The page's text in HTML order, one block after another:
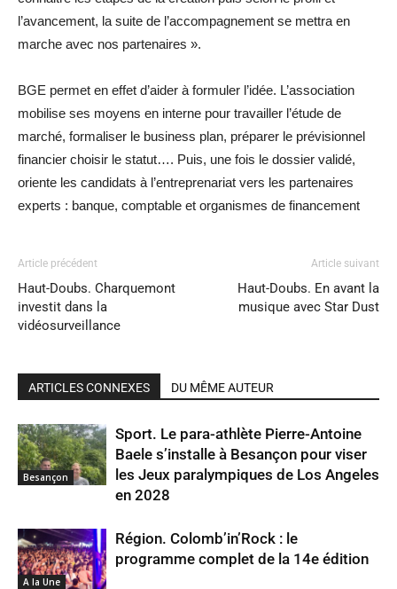
l’avancement, la suite de l’accompagnement se mettra en
marche avec nos partenaires ».
BGE permet en effet d’aider à formuler l’idée. L’association
mobilise ses moyens en interne pour travailler l’étude de
marché, formaliser le business plan, préparer le prévisionnel
financier choisir le statut…. Puis, une fois le dossier validé,
oriente les candidats à l’entreprenariat vers les partenaires
experts : banque, comptable et organismes de financement
Article précédent
Haut-Doubs. Charquemont
investit dans la
vidéosurveillance
Article suivant
Haut-Doubs. En avant la
musique avec Star Dust
ARTICLES CONNEXES DU MÊME AUTEUR
Besançon
Sport. Le para-athlète Pierre-Antoine
Baele s’installe à Besançon pour viser
les Jeux paralympiques de Los Angeles
en 2028
A la Une
Région. Colomb’in’Rock : le
programme complet de la 14e édition